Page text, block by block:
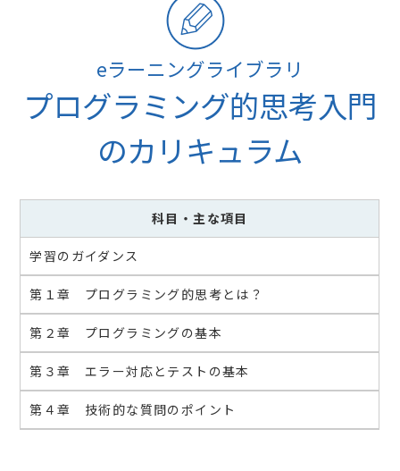
eラーニングライブラリ
プログラミング的思考入門
のカリキュラム
科目 ・主な項目
学習のガイダンス
第１章 プログラミング的思考とは？​
第２章 プログラミングの基本
第３章 エラー対応とテストの基本
第４章 技術的な質問のポイント